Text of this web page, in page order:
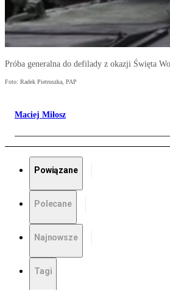
Próba generalna do defilady z okazji Święta
Foto: Radek Pietruszka, PAP
Maciej Miłosz
Powiązane
Polecane
Najnowsze
Tagi